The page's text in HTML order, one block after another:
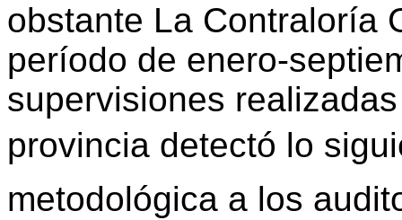
obstante La Contraloría
período de enero-
supervisiones
provincia detectó lo
metodológica a los